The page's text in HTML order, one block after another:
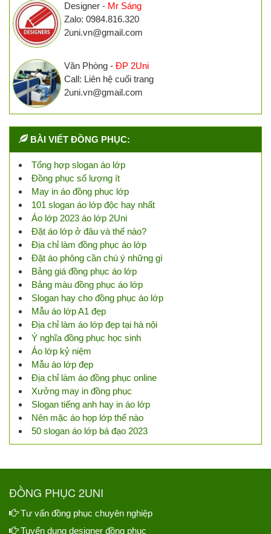
Designer - Mr Sáng
Zalo: 0984.816.320
2uni.vn@gmail.com
Văn Phòng - ĐP 2Uni
Call: Liên hệ cuối trang
2uni.vn@gmail.com
BÀI VIẾT ĐỒNG PHỤC:
Tổng hợp slogan áo lớp
Đồng phục số lượng ít
May in áo đồng phục lớp
101 slogan áo lớp độc hay nhất
Áo lớp 2023 áo lớp 2Uni
Đặt áo lớp ở đâu và thế nào?
Địa chỉ làm đồng phục áo lớp
Đặt áo phông cần chú ý những gì
Bảng giá đồng phục áo lớp
Bảng màu đồng phục áo lớp
Slogan hay cho đồng phục áo lớp
Mẫu áo lớp A1 đẹp
Địa chỉ làm áo lớp đẹp tại hà nội
Ý nghĩa đồng phục học sinh
Áo lớp kỷ niệm
Mẫu áo lớp đẹp
Địa chỉ làm áo đồng phục online
Xưởng may in đồng phục
Slogan tiếng anh hay in áo lớp
Nên mặc áo họp lớp thế nào
50 slogan áo lớp bá đạo 2023
ĐỒNG PHỤC 2UNI
Tư vấn đồng phục chuyên nghiệp
Tuyển dụng designer đồng phục